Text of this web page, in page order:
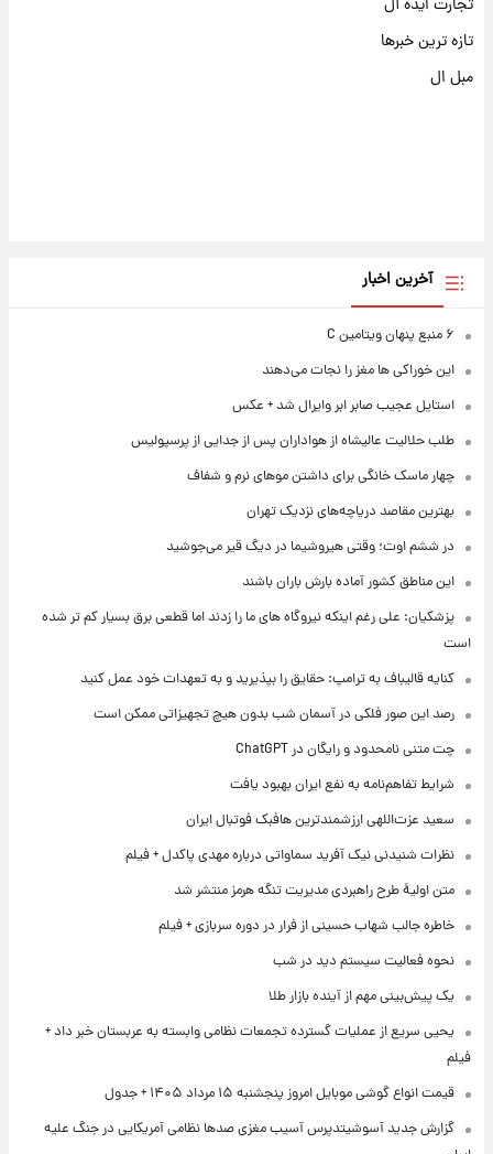
تجارت ایده آل
تازه ترین خبرها
مبل ال
آخرین اخبار
۶ منبع پنهان ویتامین C
این خوراکی ها مغز را نجات می‌دهند
استایل عجیب صابر ابر وایرال شد + عکس
طلب حلالیت عالیشاه از هواداران پس از جدایی از پرسپولیس
چهار ماسک خانگی برای داشتن موهای نرم و شفاف
بهترین مقاصد دریاچه‌های نزدیک تهران
در ششم اوت؛ وقتی هیروشیما در دیگ قیر می‌جوشید
این مناطق کشور آماده بارش باران باشند
پزشکیان: علی رغم اینکه نیروگاه های ما را زدند اما قطعی برق بسیار کم تر شده
است
کنایه قالیباف به ترامپ: حقایق را بپذیرید و به تعهدات خود عمل کنید
رصد این صور فلکی در آسمان شب بدون هیچ تجهیزاتی ممکن است
چت متنی نامحدود و رایگان در ChatGPT
شرایط تفاهم‌نامه به نفع ایران بهبود یافت
سعید عزت‌اللهی ارزشمندترین هافبک فوتبال ایران
نظرات شنیدنی نیک آفرید سماواتی درباره مهدی پاکدل + فیلم
متن اولیۀ طرح راهبردی مدیریت تنگه هرمز منتشر شد
خاطره جالب شهاب حسینی از فرار در دوره سربازی + فیلم
نحوه فعالیت سیستم دید در شب
یک پیش‌بینی مهم از آینده بازار طلا
یحیی سریع از عملیات گسترده تجمعات نظامی وابسته به عربستان خبر داد +
فیلم
قیمت انواع گوشی موبایل امروز پنجشنبه ۱۵ مرداد ۱۴۰۵ + جدول
گزارش جدید آسوشیتدپرس آسیب مغزی صدها نظامی آمریکایی در جنگ علیه